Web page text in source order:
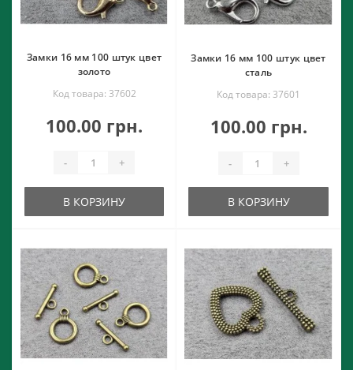
Замки 16 мм 100 штук цвет
золото
Код товара: 37602
100.00 грн.
- +
В КОРЗИНУ
Замки 16 мм 100 штук цвет
сталь
Код товара: 37601
100.00 грн.
- +
В КОРЗИНУ